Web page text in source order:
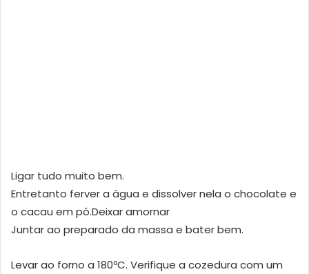
Ligar tudo muito bem.
Entretanto ferver a água e dissolver nela o chocolate e
o cacau em pó.Deixar amornar
Juntar ao preparado da massa e bater bem.
Levar ao forno a 180ºC. Verifique a cozedura com um